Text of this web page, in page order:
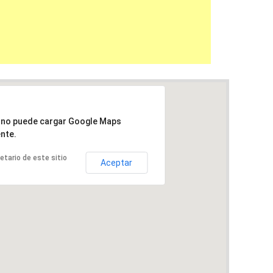
puede cargar Google Maps
de este sitio Aceptar